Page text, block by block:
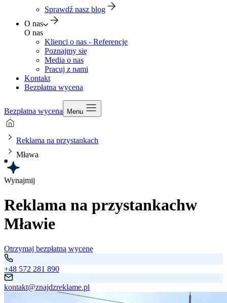
Sprawdź nasz blog
O nas
O nas
Klienci o nas - Referencje
Poznajmy się
Media o nas
Pracuj z nami
Kontakt
Bezpłatna wycena
Bezpłatna wycena Menu
Reklama na przystankach
Mława
Wynajmij
Reklama na przystankachw
Mławie
Otrzymaj bezpłatną wycenę
+48 572 281 890
kontakt@znajdzreklame.pl